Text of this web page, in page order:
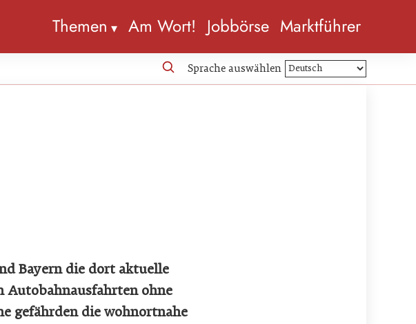
Themen Am Wort! Jobbörse Marktführer
Sprache auswählen
Bayern die dort aktuelle
Autobahnausfahrten ohne
gefährden die wohnortnahe